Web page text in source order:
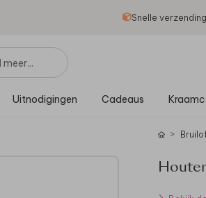
Snelle
Uitnodigingen Cadeaus